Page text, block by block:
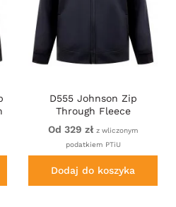
D555 Johnson Zip
Through Fleece
Sweatshirt with Chest
Embroidery Navy
Od 329 zł z wliczonym
podatkiem PTiU
Dodaj do koszyka